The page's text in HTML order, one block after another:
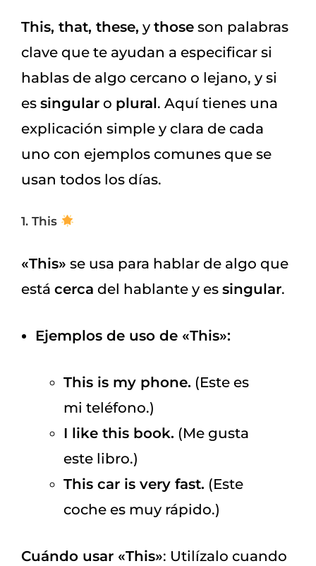
This, that, these, y those son palabras
clave que te ayudan a especificar si
hablas de algo cercano o lejano, y si
es singular o plural. Aquí tienes una
explicación simple y clara de cada
uno con ejemplos comunes que se
usan todos los días.
1. This
«This» se usa para hablar de algo que
está cerca del hablante y es singular.
Ejemplos de uso de «This»:
This is my phone. (Este es
mi teléfono.)
I like this book. (Me gusta
este libro.)
This car is very fast. (Este
coche es muy rápido.)
Cuándo usar «This»: Utilízalo cuando